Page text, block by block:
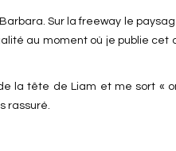
Sur la freeway le
au moment où je publie cet
la tête de Liam et me sort «
rassuré.